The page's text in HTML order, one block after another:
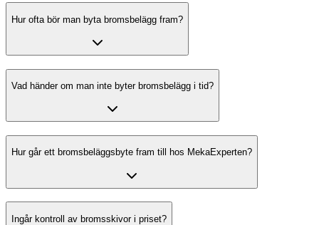
Hur ofta bör man byta bromsbelägg fram?
Vad händer om man inte byter bromsbelägg i tid?
Hur går ett bromsbeläggsbyte fram till hos MekaExperten?
Ingår kontroll av bromsskivor i priset?